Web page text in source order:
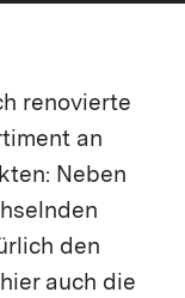
renovierte
an
Neben
den
auch die